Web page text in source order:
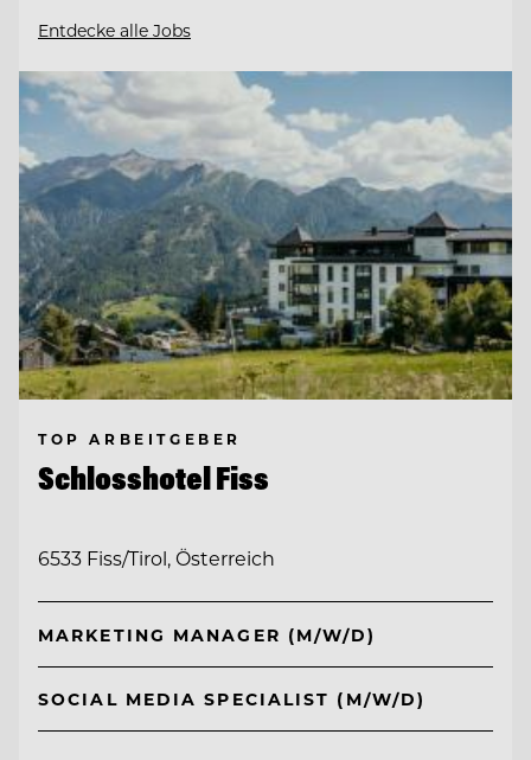
Entdecke alle Jobs
TOP ARBEITGEBER
Schlosshotel Fiss
6533 Fiss/Tirol, Österreich
MARKETING MANAGER (M/W/D)
SOCIAL MEDIA SPECIALIST (M/W/D)